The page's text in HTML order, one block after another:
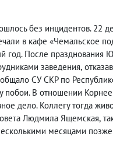
без инцидентов. 22
в кафе «Чемальское
год. После празднования
заведения,
СУ СКР по
побои. В отношении
дело. Коллегу тогда
Людмила Ящемская,
месяцами